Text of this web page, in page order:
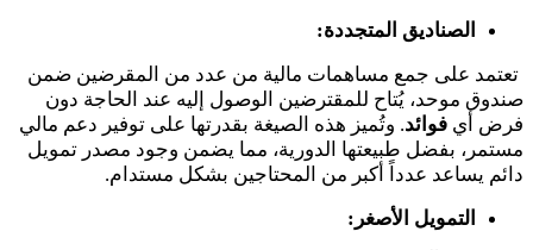
الصناديق المتجددة:
تعتمد على جمع مساهمات مالية من عدد من المقرضين ضمن
صندوق موحد، يُتاح للمقترضين الوصول إليه عند الحاجة دون
فرض أي فوائد. وتُميز هذه الصيغة بقدرتها على توفير دعم مالي
مستمر، بفضل طبيعتها الدورية، مما يضمن وجود مصدر تمويل
دائم يساعد عدداً أكبر من المحتاجين بشكل مستدام.
التمويل الأصغر: